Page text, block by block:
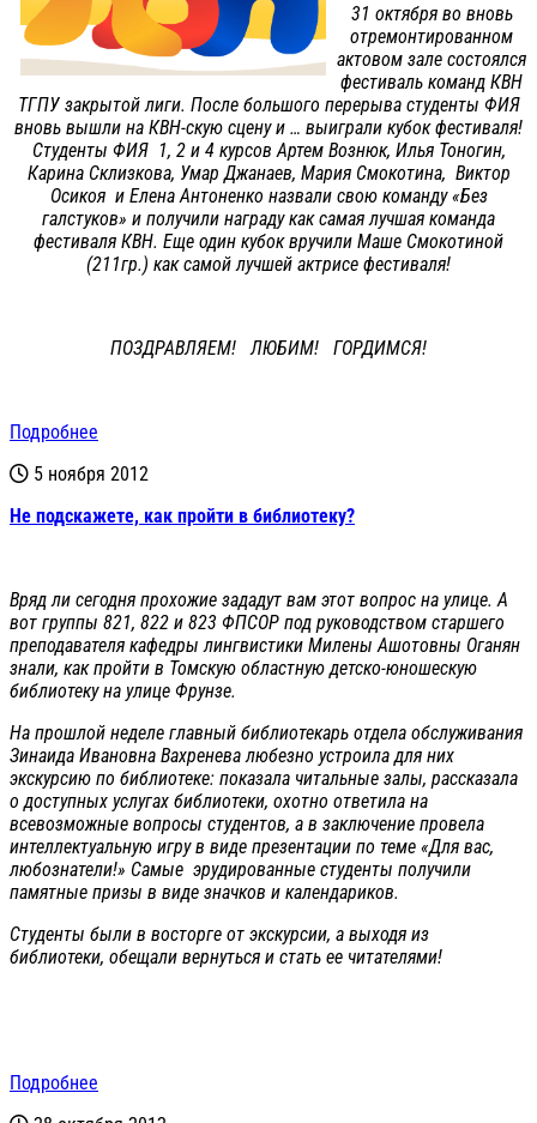
31 октября во вновь
отремонтированном
актовом зале состоялся
фестиваль команд КВН
ТГПУ закрытой лиги. После большого перерыва студенты ФИЯ
вновь вышли на КВН-скую сцену и … выиграли кубок фестиваля!
Студенты ФИЯ 1, 2 и 4 курсов Артем Вознюк, Илья Тоногин,
Карина Склизкова, Умар Джанаев, Мария Смокотина, Виктор
Осикоя и Елена Антоненко назвали свою команду «Без
галстуков» и получили награду как самая лучшая команда
фестиваля КВН. Еще один кубок вручили Маше Смокотиной
(211гр.) как самой лучшей актрисе фестиваля!
ПОЗДРАВЛЯЕМ! ЛЮБИМ! ГОРДИМСЯ!
Подробнее
5 ноября 2012
Не подскажете, как пройти в библиотеку?
Вряд ли сегодня прохожие зададут вам этот вопрос на улице. А
вот группы 821, 822 и 823 ФПСОР под руководством старшего
преподавателя кафедры лингвистики Милены Ашотовны Оганян
знали, как пройти в Томскую областную детско-юношескую
библиотеку на улице Фрунзе.
На прошлой неделе главный библиотекарь отдела обслуживания
Зинаида Ивановна Вахренева любезно устроила для них
экскурсию по библиотеке: показала читальные залы, рассказала
о доступных услугах библиотеки, охотно ответила на
всевозможные вопросы студентов, а в заключение провела
интеллектуальную игру в виде презентации по теме «Для вас,
любознатели!» Самые эрудированные студенты получили
памятные призы в виде значков и календариков.
Студенты были в восторге от экскурсии, а выходя из
библиотеки, обещали вернуться и стать ее читателями!
Подробнее